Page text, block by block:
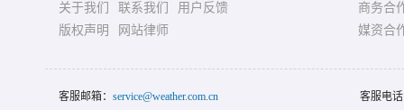
关于我们 联系我们
用户反馈
版权声明
网站律师
商务合
媒资合
客服邮箱： service@weather.com.cn 客服电